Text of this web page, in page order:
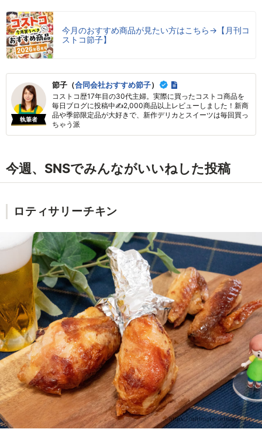
今月のおすすめ商品が見たい方はこちら→【月刊コ
ストコ節子】
執筆者
節子（合同会社おすすめ節子）
コストコ歴17年目の30代主婦。実際に買ったコストコ商品を
毎日ブログに投稿中✍2,000商品以上レビューしました！新商
品や季節限定品が大好きで、新作デリカとスイーツは毎回買っ
ちゃう派
今週、SNSでみんながいいねした投稿
ロティサリーチキン